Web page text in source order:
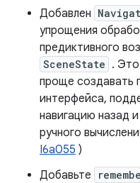
Добавлен
упрощения
предиктивного
SceneState .
проще создавать
интерфейса,
навигацию назад
ручного
I6a055 )
Добавьте